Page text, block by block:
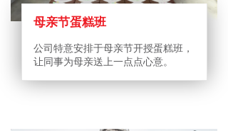
母亲节蛋糕班
公司特意安排于母亲节开授蛋糕班，
让同事为母亲送上一点点心意。